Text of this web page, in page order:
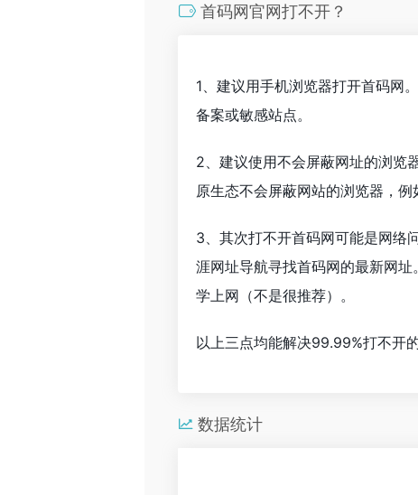
首码网官网打不开？
1、建议用手机浏览器打开首码网
备案或敏感站点。
2、建议使用不会屏蔽网址的浏览
原生态不会屏蔽网站的浏览器，
3、其次打不开首码网可能是网络
涯网址导航寻找首码网的最新网
学上网（不是很推荐）。
以上三点均能解决99.99%打不开
数据统计